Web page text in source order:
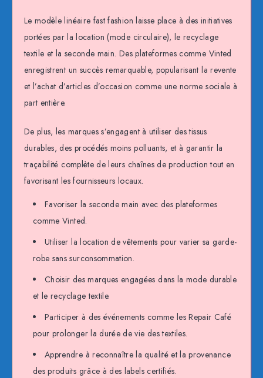
Le modèle linéaire fast fashion laisse place à des initiatives
portées par la location (mode circulaire), le recyclage
textile et la seconde main. Des plateformes comme Vinted
enregistrent un succès remarquable, popularisant la revente
et l’achat d’articles d’occasion comme une norme sociale à
part entière.
De plus, les marques s’engagent à utiliser des tissus
durables, des procédés moins polluants, et à garantir la
traçabilité complète de leurs chaînes de production tout en
favorisant les fournisseurs locaux.
Favoriser la seconde main avec des plateformes
comme Vinted.
Utiliser la location de vêtements pour varier sa garde-
robe sans surconsommation.
Choisir des marques engagées dans la mode durable
et le recyclage textile.
Participer à des événements comme les Repair Café
pour prolonger la durée de vie des textiles.
Apprendre à reconnaître la qualité et la provenance
des produits grâce à des labels certifiés.